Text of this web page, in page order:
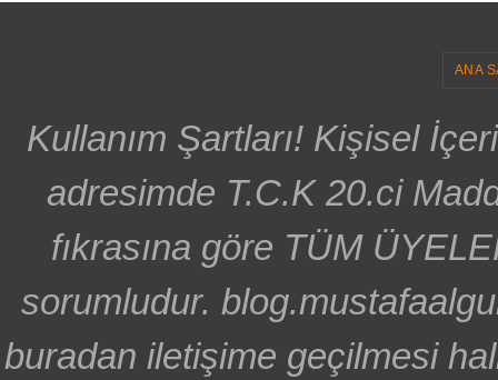
ANA
Kullanım Şartları! Kişisel
adresimde T.C.K 20.ci
fıkrasına göre TÜM
sorumludur.
buradan iletişime geçilmesi